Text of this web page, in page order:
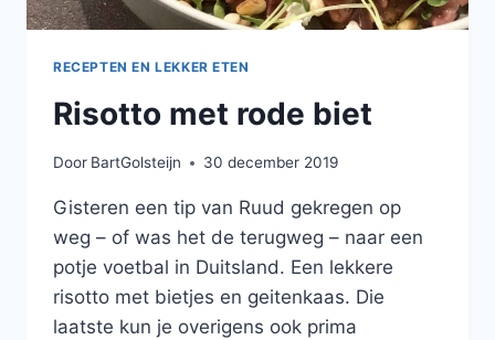
RECEPTEN EN LEKKER ETEN
Risotto met rode biet
Door BartGolsteijn 30 december 2019
Gisteren een tip van Ruud gekregen op
weg – of was het de terugweg – naar een
potje voetbal in Duitsland. Een lekkere
risotto met bietjes en geitenkaas. Die
laatste kun je overigens ook prima